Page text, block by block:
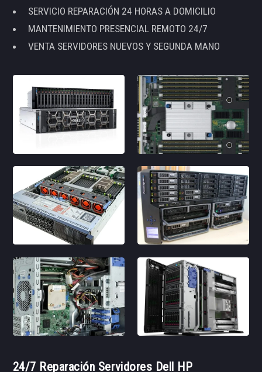
SERVICIO REPARACIÓN 24 HORAS A DOMICILIO
MANTENIMIENTO PRESENCIAL REMOTO 24/7
VENTA SERVIDORES NUEVOS Y SEGUNDA MANO
24/7 Reparación Servidores Dell HP